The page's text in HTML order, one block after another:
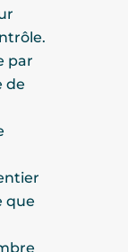
par
de
que